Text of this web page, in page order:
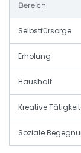
Bereich
Selbstfürsorge
Erholung
Haushalt
Kreative
Soziale